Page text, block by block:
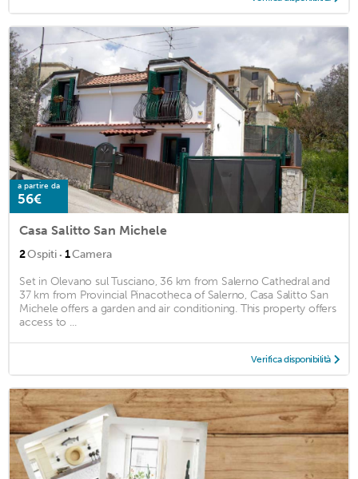
a partire da
56€
Casa Salitto San Michele
2Ospiti · 1Camera
Set in Olevano sul Tusciano, 36 km from Salerno Cathedral and
37 km from Provincial Pinacotheca of Salerno, Casa Salitto San
Michele offers a garden and air conditioning. This property offers
access to ...
Verifica disponibilità